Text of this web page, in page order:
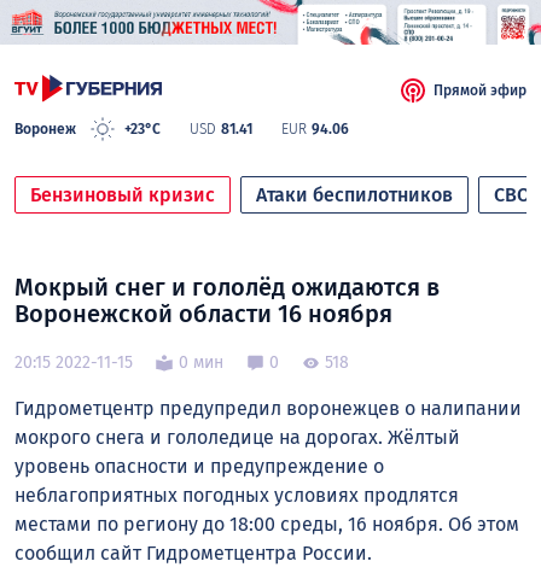
Воронеж +23°C USD 81.41 EUR 94.06
Прямой эфир
Бензиновый кризис Атаки беспилотников СВО
Мокрый снег и гололёд ожидаются в
Воронежской области 16 ноября
20:15 2022-11-15 0 мин 0 518
Гидрометцентр предупредил воронежцев о налипании
мокрого снега и гололедице на дорогах. Жёлтый
уровень опасности и предупреждение о
неблагоприятных погодных условиях продлятся
местами по региону до 18:00 среды, 16 ноября. Об этом
сообщил сайт Гидрометцентра России.